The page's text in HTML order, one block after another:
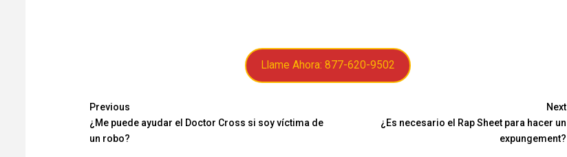
Llame Ahora: 877-620-9502
Continue
Reading
Previous
¿Me puede ayudar el Doctor Cross si soy víctima de
un robo?
Next
¿Es necesario el Rap Sheet para hacer un
expungement?